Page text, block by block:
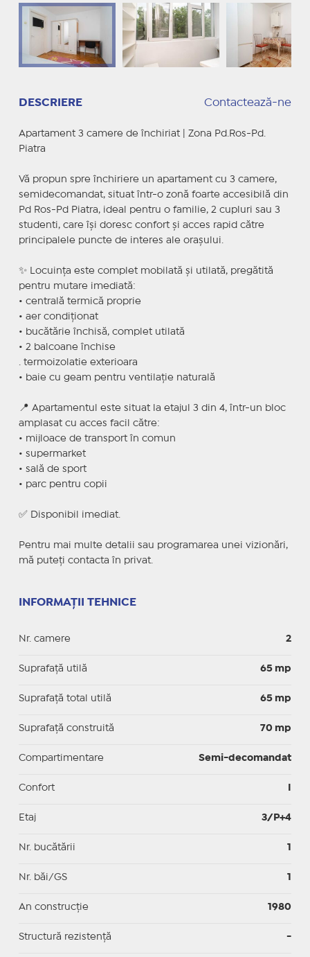
DESCRIERE Contactează-ne
Apartament 3 camere de închiriat | Zona Pd.Ros-Pd.
Piatra
Vă propun spre închiriere un apartament cu 3 camere,
semidecomandat, situat într-o zonă foarte accesibilă din
Pd Ros-Pd Piatra, ideal pentru o familie, 2 cupluri sau 3
studenti, care își doresc confort și acces rapid către
principalele puncte de interes ale orașului.
✨ Locuința este complet mobilată și utilată, pregătită
pentru mutare imediată:
• centrală termică proprie
• aer condiționat
• bucătărie închisă, complet utilată
• 2 balcoane închise
. termoizolatie exterioara
• baie cu geam pentru ventilație naturală
📍 Apartamentul este situat la etajul 3 din 4, într-un bloc
amplasat cu acces facil către:
• mijloace de transport în comun
• supermarket
• sală de sport
• parc pentru copii
✅ Disponibil imediat.
Pentru mai multe detalii sau programarea unei vizionări,
mă puteți contacta în privat.
INFORMAȚII TEHNICE
Nr. camere 2
Suprafaţă utilă 65 mp
Suprafaţă total utilă 65 mp
Suprafaţă construită 70 mp
Compartimentare Semi-decomandat
Confort
Etaj 3/P+4
Nr. bucătării 1
Nr. băi/GS 1
An construcție 1980
Structură rezistență -